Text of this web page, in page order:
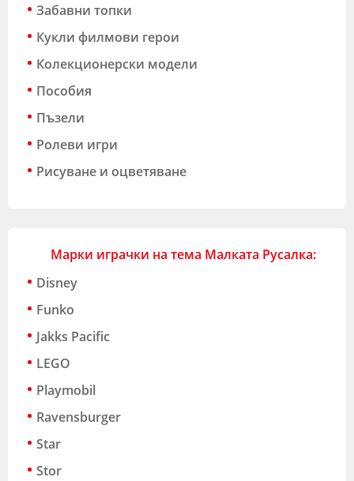
Забавни топки
Кукли филмови герои
Колекционерски модели
Пособия
Пъзели
Ролеви игри
Рисуване и оцветяване
Марки играчки на тема Малката Русалка:
Disney
Funko
Jakks Pacific
LEGO
Playmobil
Ravensburger
Star
Stor